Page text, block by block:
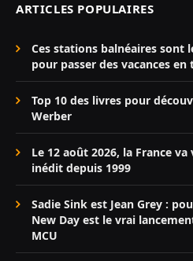
ARTICLES POPULAIRES
Ces stations balnéaires sont
pour passer des vacances
Top 10 des livres pour
Werber
Le 12 août 2026, la France
inédit depuis 1999
Sadie Sink est Jean Grey :
New Day est le vrai
MCU